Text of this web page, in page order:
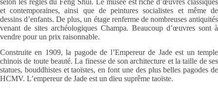
selon les règles du Feng Shui. Le musée est riche d’œuvres classiques
et contemporaines, ainsi que de peintures socialistes et même de
dessins d’enfants. De plus, un étage renferme de nombreuses antiquités
venant de sites archéologiques Champa. Beaucoup d’œuvres sont à
vendre pour un prix raisonnable.
Construite en 1909, la pagode de l’Empereur de Jade est un temple
chinois de toute beauté. La finesse de son architecture et la taille de ses
statues, bouddhistes et taoïstes, en font une des plus belles pagodes de
HCMV. L’empereur de Jade est un dieu suprême taoïste.